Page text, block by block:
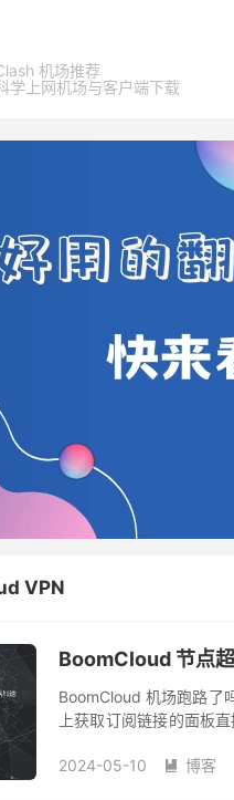
机场推荐
学上网机场与客户端下载
VPN
BoomCloud 节点
BoomCloud 机场跑路了
上获取订阅链接的面板
2024-05-10  博客